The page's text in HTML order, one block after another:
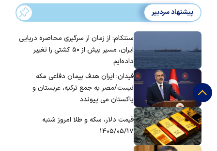
پیشنهاد سردبیر
سنتکام: از زمان از سرگیری محاصره دریایی
ایران، مسیر بیش از ۵۰ کشتی را تغییر
داده‌ایم
فیدان: ایران هدف پیمان دفاعی مکه
نیست/مصر به جمع ترکیه، عربستان و
پاکستان می پیوندد
قیمت دلار، سکه و طلا امروز شنبه
۱۴۰۵/۰۵/۱۷